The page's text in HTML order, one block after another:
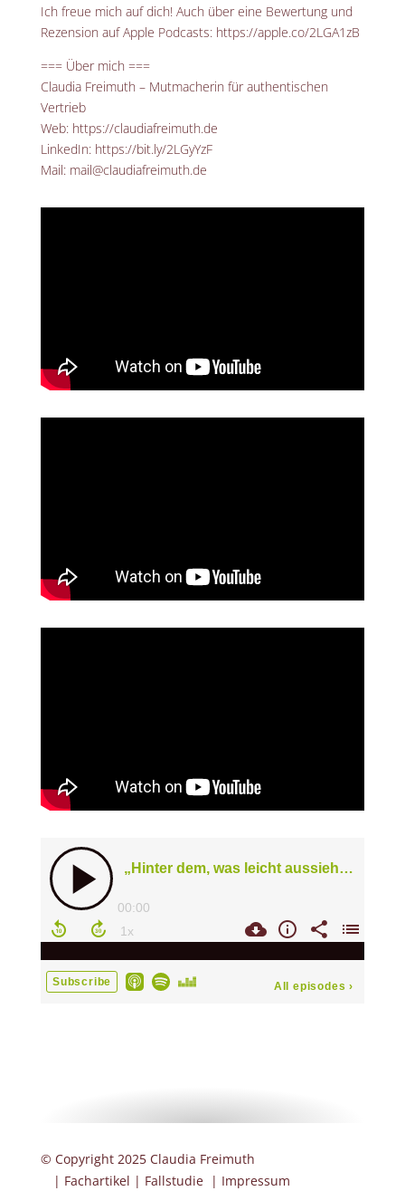
Ich freue mich auf dich! Auch über eine Bewertung und
Rezension auf Apple Podcasts: https://apple.co/2LGA1zB
=== Über mich ===
Claudia Freimuth – Mutmacherin für authentischen
Vertrieb
Web: https://claudiafreimuth.de
LinkedIn: https://bit.ly/2LGyYzF
Mail: mail@claudiafreimuth.de
© Copyright 2025 Claudia Freimuth
| Fachartikel | Fallstudie | Impressum